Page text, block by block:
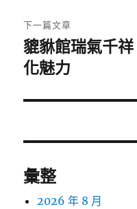
覽
文
章:
下一篇文章
下
一
文
貔貅館瑞氣千
化魅力
彙整
2026 年 8 月